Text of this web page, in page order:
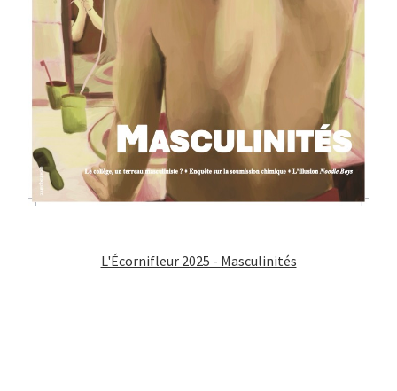
L'Écornifleur 2025 - Masculinités